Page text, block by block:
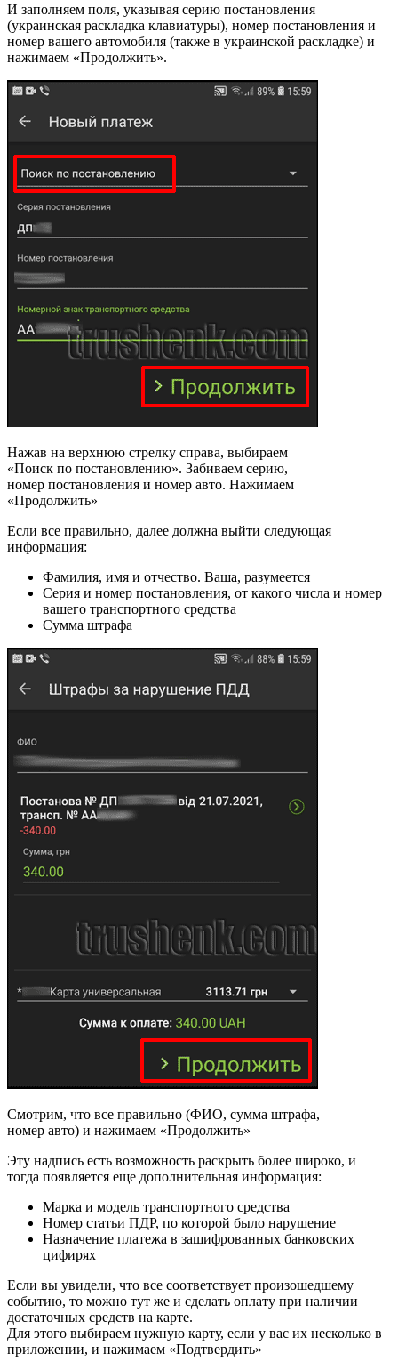
И заполняем поля, указывая серию постановления
(украинская раскладка клавиатуры), номер постановления и
номер вашего автомобиля (также в украинской раскладке) и
нажимаем «Продолжить».
Нажав на верхнюю стрелку справа, выбираем
«Поиск по постановлению». Забиваем серию,
номер постановления и номер авто. Нажимаем
«Продолжить»
Если все правильно, далее должна выйти следующая
информация:
Фамилия, имя и отчество. Ваша, разумеется
Серия и номер постановления, от какого числа и номер
вашего транспортного средства
Сумма штрафа
Смотрим, что все правильно (ФИО, сумма штрафа,
номер авто) и нажимаем «Продолжить»
Эту надпись есть возможность раскрыть более широко, и
тогда появляется еще дополнительная информация:
Марка и модель транспортного средства
Номер статьи ПДР, по которой было нарушение
Назначение платежа в зашифрованных банковских
цифирях
Если вы увидели, что все соответствует произошедшему
событию, то можно тут же и сделать оплату при наличии
достаточных средств на карте.
Для этого выбираем нужную карту, если у вас их несколько в
приложении, и нажимаем «Подтвердить»